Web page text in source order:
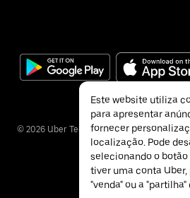
© 2026 Uber Technologies Inc.
Este website utiliza
para apresentar
fornecer
localização. Pode
selecionando o botão
tiver uma conta
"venda" ou a "partilha"